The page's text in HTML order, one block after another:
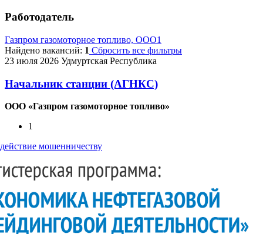
Работодатель
Газпром газомоторное топливо, ООО1
Найдено вакансий: 1 Сбросить все фильтры
23 июля 2026 Удмуртская Республика
Начальник станции (АГНКС)
ООО «Газпром газомоторное топливо»
1
мошенничеству